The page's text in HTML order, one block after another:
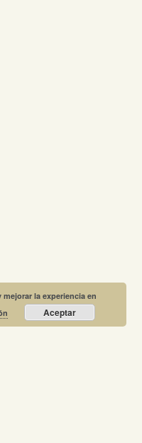
la experiencia en
Aceptar